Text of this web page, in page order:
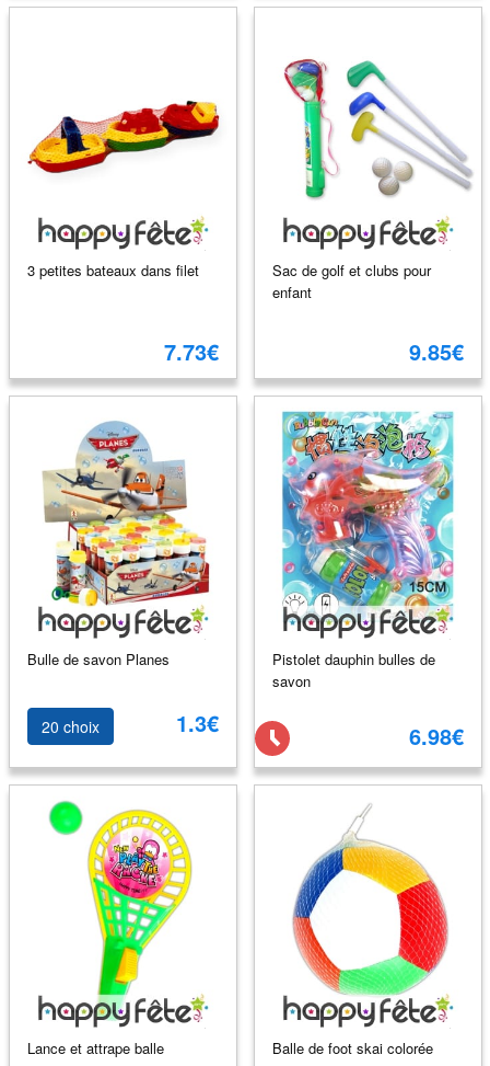
3 petites bateaux dans filet
7.73€
Sac de golf et clubs pour
enfant
9.85€
Bulle de savon Planes
20 choix 1.3€
Pistolet dauphin bulles de
savon
6.98€
Lance et attrape balle Balle de foot skai colorée